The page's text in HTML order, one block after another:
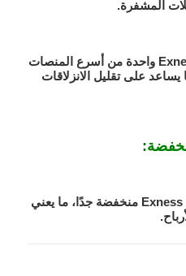
المشفرة.
تعد Exness واحدة من أسرع المنصات
يساعد على تقليل الانزلاقات
فروقات الأسعار (Spread) في Exness منخفضة جدًا، ما يعني